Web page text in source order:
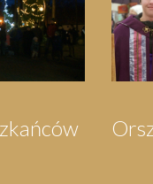
Pielgrzymka do